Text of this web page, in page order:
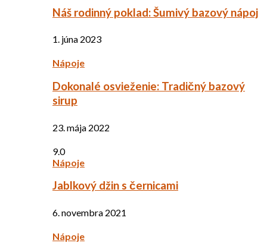
Náš rodinný poklad: Šumivý bazový nápoj
1. júna 2023
Nápoje
Dokonalé osvieženie: Tradičný bazový
sirup
23. mája 2022
9.0
Nápoje
Jablkový džin s černicami
6. novembra 2021
Nápoje